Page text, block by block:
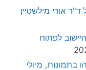
אורי מילשטיין
לפתוח
בתמונות, מיולי